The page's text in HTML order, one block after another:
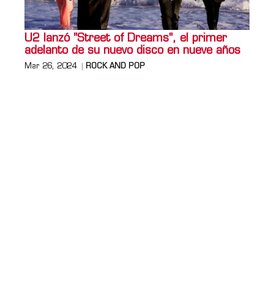
U2 lanzó "Street of Dreams", el primer
adelanto de su nuevo disco en nueve años
Mar 26, 2024 ROCK AND POP